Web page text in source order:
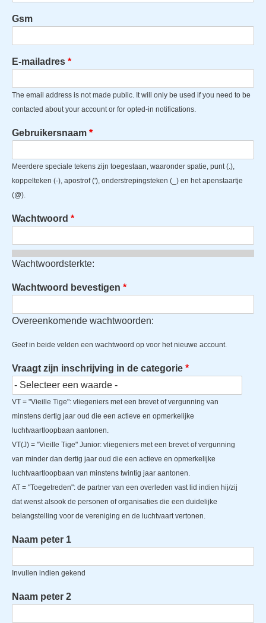
Gsm
E-mailadres
The email address is not made public. It will only be used if you need to be
contacted about your account or for opted-in notifications.
Gebruikersnaam
Meerdere speciale tekens zijn toegestaan, waaronder spatie, punt (.),
koppelteken (-), apostrof ('), onderstrepingsteken (_) en het apenstaartje
(@).
Wachtwoord
Wachtwoordsterkte:
Wachtwoord bevestigen
Overeenkomende wachtwoorden:
Geef in beide velden een wachtwoord op voor het nieuwe account.
Vraagt zijn inschrijving in de categorie
VT = "Vieille Tige": vliegeniers met een brevet of vergunning van
minstens dertig jaar oud die een actieve en opmerkelijke
luchtvaartloopbaan aantonen.
VT(J) = "Vieille Tige" Junior: vliegeniers met een brevet of vergunning
van minder dan dertig jaar oud die een actieve en opmerkelijke
luchtvaartloopbaan van minstens twintig jaar aantonen.
AT = "Toegetreden": de partner van een overleden vast lid indien hij/zij
dat wenst alsook de personen of organisaties die een duidelijke
belangstelling voor de vereniging en de luchtvaart vertonen.
Naam peter 1
Invullen indien gekend
Naam peter 2